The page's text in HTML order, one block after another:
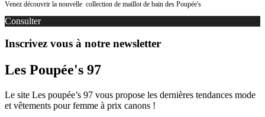
Venez découvrir la nouvelle collection de maillot de bain des Poupée's
Consulter
Inscrivez vous à notre newsletter
Les Poupée's 97
Le site Les poupée’s 97 vous propose les dernières tendances mode
et vêtements pour femme à prix canons !